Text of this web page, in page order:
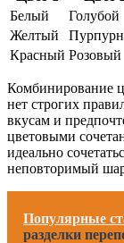
Белый
Голубой
Желтый
Красный Розовый
Комбинирование
нет строгих
вкусам и
цветовыми
идеально
неповторимый
Популярные
разделки